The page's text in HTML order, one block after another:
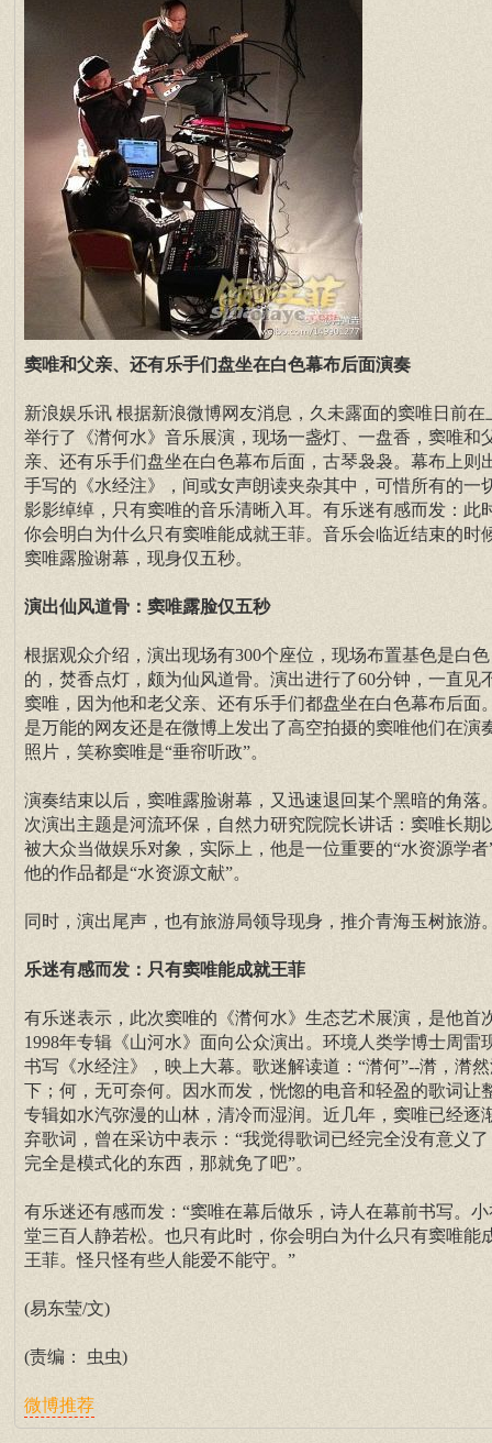
窦唯和父亲、还有乐手们盘坐在白色幕布后面演奏
新浪娱乐讯 根据新浪微博网友消息，久未露面的窦唯日前在
举行了《潸何水》音乐展演，现场一盏灯、一盘香，窦唯和
亲、还有乐手们盘坐在白色幕布后面，古琴袅袅。幕布上则
手写的《水经注》，间或女声朗读夹杂其中，可惜所有的一
影影绰绰，只有窦唯的音乐清晰入耳。有乐迷有感而发：此
你会明白为什么只有窦唯能成就王菲。音乐会临近结束的时
窦唯露脸谢幕，现身仅五秒。
演出仙风道骨：窦唯露脸仅五秒
根据观众介绍，演出现场有300个座位，现场布置基色是白色
的，焚香点灯，颇为仙风道骨。演出进行了60分钟，一直见
窦唯，因为他和老父亲、还有乐手们都盘坐在白色幕布后面
是万能的网友还是在微博上发出了高空拍摄的窦唯他们在演
照片，笑称窦唯是“垂帘听政”。
演奏结束以后，窦唯露脸谢幕，又迅速退回某个黑暗的角落
次演出主题是河流环保，自然力研究院院长讲话：窦唯长期
被大众当做娱乐对象，实际上，他是一位重要的“水资源学者
他的作品都是“水资源文献”。
同时，演出尾声，也有旅游局领导现身，推介青海玉树旅游
乐迷有感而发：只有窦唯能成就王菲
有乐迷表示，此次窦唯的《潸何水》生态艺术展演，是他首
1998年专辑《山河水》面向公众演出。环境人类学博士周雷
书写《水经注》，映上大幕。歌迷解读道：“潸何”--潸，潸
下；何，无可奈何。因水而发，恍惚的电音和轻盈的歌词让
专辑如水汽弥漫的山林，清冷而湿润。近几年，窦唯已经逐
弃歌词，曾在采访中表示：“我觉得歌词已经完全没有意义了
完全是模式化的东西，那就免了吧”。
有乐迷还有感而发：“窦唯在幕后做乐，诗人在幕前书写。小
堂三百人静若松。也只有此时，你会明白为什么只有窦唯能
王菲。怪只怪有些人能爱不能守。”
(易东莹/文)
(责编： 虫虫)
微博推荐